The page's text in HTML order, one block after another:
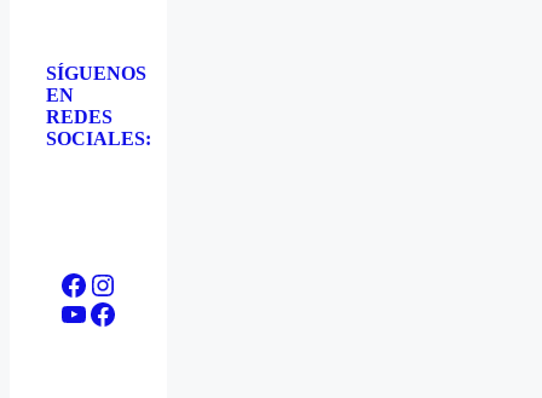
SÍGUENOS
EN
REDES
SOCIALES:
Facebook
Instagram
YouTube
Facebook